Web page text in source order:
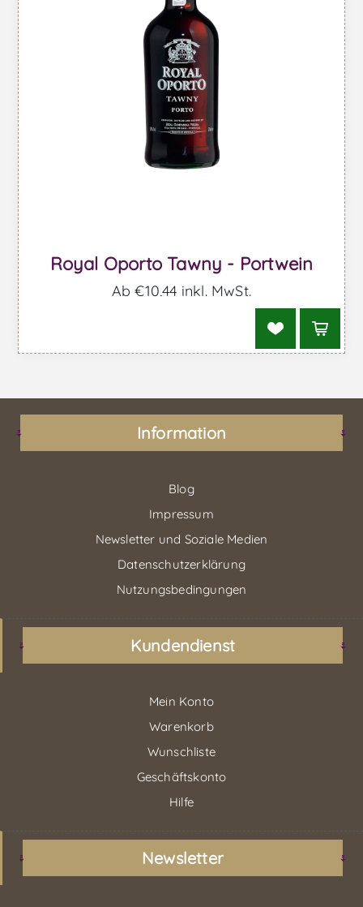
Royal Oporto Tawny - Portwein
Ab €10,44 inkl. MwSt.
Information
Blog
Impressum
Newsletter und Soziale Medien
Datenschutzerklärung
Nutzungsbedingungen
Kundendienst
Mein Konto
Warenkorb
Wunschliste
Geschäftskonto
Hilfe
Newsletter